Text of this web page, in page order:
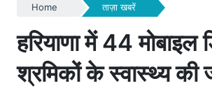
Home ताज़ा खबरें
हरियाणा में 44 मोबाइल
श्रमिकों के स्वास्थ्य की